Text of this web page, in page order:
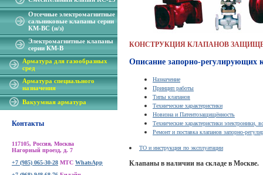
Отсечные электромагнитные
сальниковые клапаны серии
КМ-ВС (н/з)
Электромагнитные клапаны
серии КМ-В
Арматура для газообразных
сред
Арматура специального
назначения
Вакуумная арматура
Контакты
117105, Россия, Москва
Нагорный проезд, д. 7
+7 (985) 065-30-28 МТС WhatsApp
КОНСТРУКЦИЯ КЛАПАНОВ
Описание запорно-
Назначение
Принцип работы
Типы клапанов
Технические характеристики
Новизна и Патентозащищённость
Технические характеристики
ТО и инструкция по эксплуатации
Клапаны в наличии на складе в Москве.